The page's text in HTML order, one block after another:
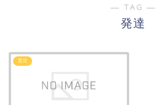
― TAG ―
発達
育児